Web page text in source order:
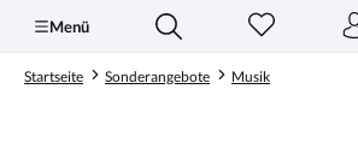
Menü
Startseite Sonderangebote Musik